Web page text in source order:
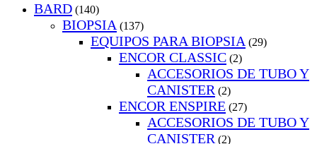
BARD (140)
BIOPSIA (137)
EQUIPOS PARA BIOPSIA (29)
ENCOR CLASSIC (2)
ACCESORIOS DE TUBO Y
CANISTER (2)
ENCOR ENSPIRE (27)
ACCESORIOS DE TUBO Y
CANISTER (2)